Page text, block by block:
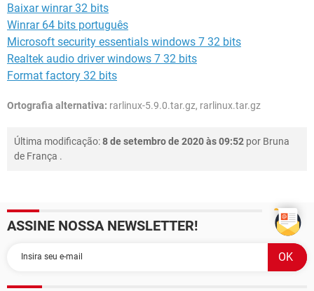
Baixar winrar 32 bits
Winrar 64 bits português
Microsoft security essentials windows 7 32 bits
Realtek audio driver windows 7 32 bits
Format factory 32 bits
Ortografia alternativa: rarlinux-5.9.0.tar.gz, rarlinux.tar.gz
Última modificação:8 de setembro de 2020 às 09:52 por Bruna
de França .
ASSINE NOSSA NEWSLETTER!